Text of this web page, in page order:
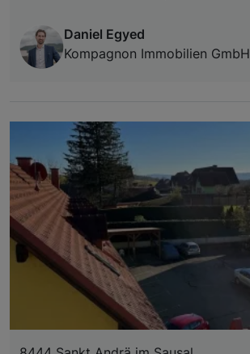
Daniel Egyed
Kompagnon Immobilien GmbH